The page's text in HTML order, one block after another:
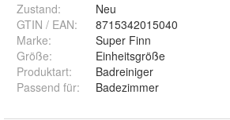
Zustand:
Neu
GTIN / EAN:
8715342015040
Marke:
Super Finn
Größe:
Einheitsgröße
Produktart:
Badreiniger
Passend für: Badezimmer